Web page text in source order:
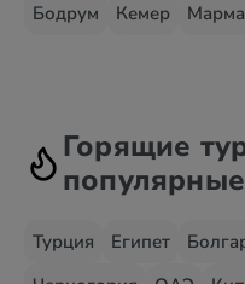
Бодрум
Кемер
Горящие
Турция Египет